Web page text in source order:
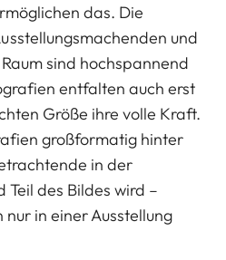
das. Die
und
sind hochspannend
entfalten auch erst
Größe ihre volle Kraft.
großformatig hinter
in der
des Bildes wird –
nur in einer Ausstellung